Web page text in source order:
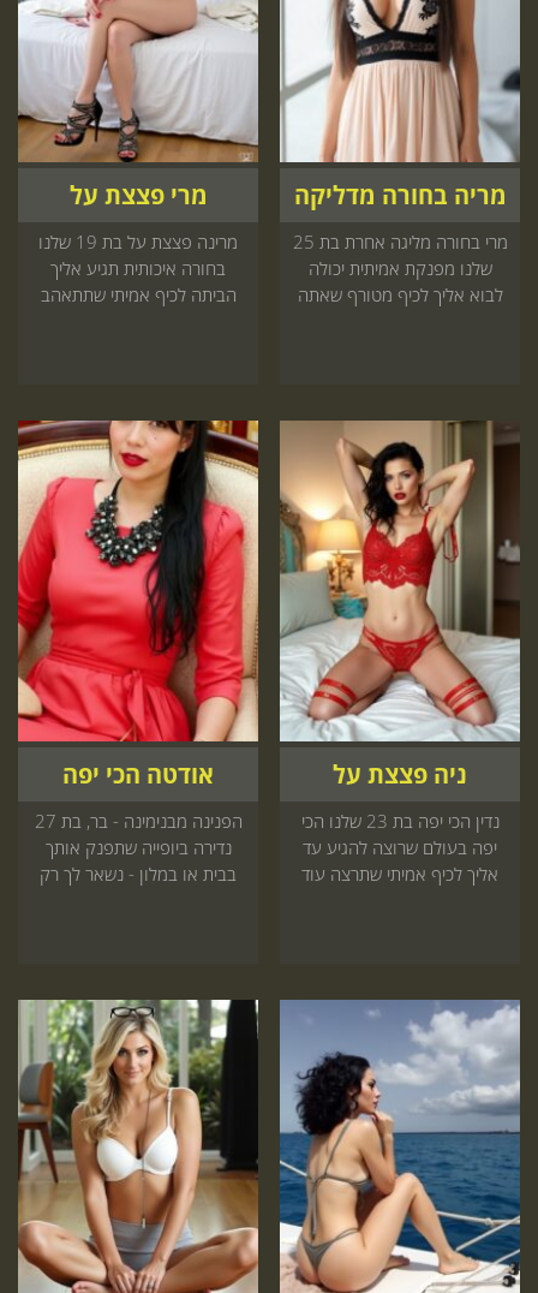
מריה בחורה מדליקה
מרי בחורה מליגה אחרת בת 25
שלנו מפנקת אמיתית יכולה
לבוא אליך לכיף מטורף שאתה
מרי פצצת על
מרינה פצצת על בת 19 שלנו
בחורה איכותית תגיע אליך
הביתה לכיף אמיתי שתתאהב
ניה פצצת על
נדין הכי יפה בת 23 שלנו הכי
יפה בעולם שרוצה להגיע עד
אליך לכיף אמיתי שתרצה עוד
אודטה הכי יפה
הפנינה מבנימינה - בר, בת 27
נדירה ביופייה שתפנק אותך
בבית או במלון - נשאר לך רק